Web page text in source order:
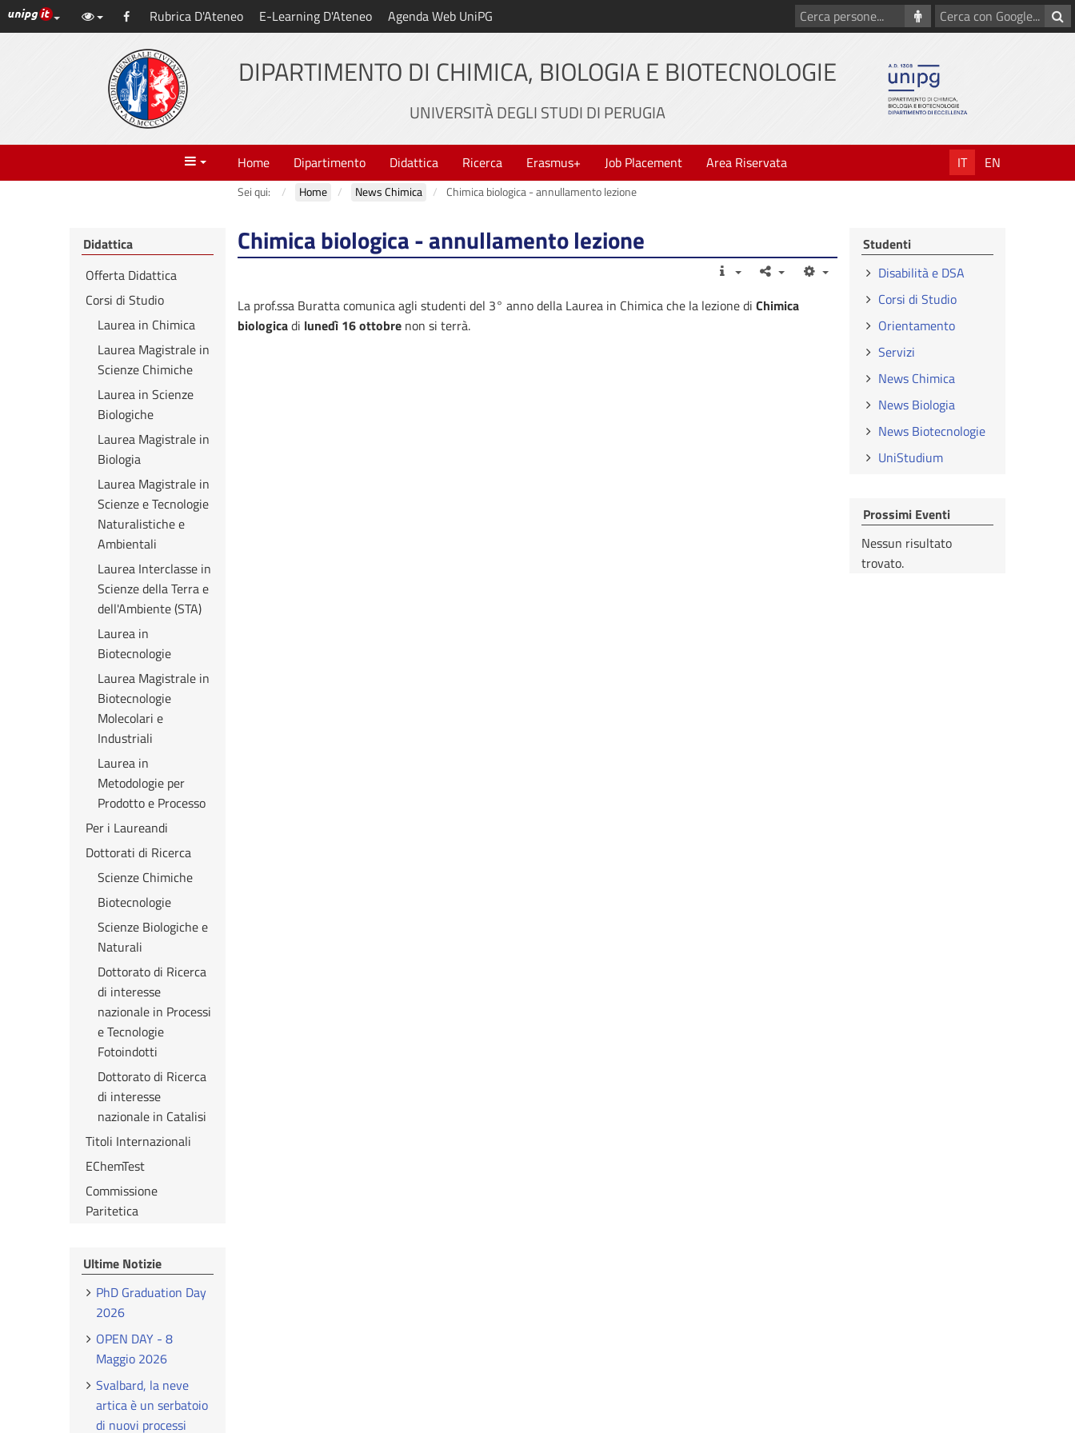
Vai
al
Link ai principali servizi web di Ateneo
Facebook
Rubrica D'Ateneo E-Learning D'Ateneo Agenda Web UniPG
Cerca
con
Cerca
persone
DIPARTIMENTO DI CHIMICA, BIOLOGIA E BIOTECNOLOGIE
UNIVERSITÀ DEGLI STUDI DI PERUGIA
Menu Home Dipartimento Didattica Ricerca Erasmus+ Job Placement Area Riservata IT EN
Sei qui: Home News Chimica Chimica biologica - annullamento lezione
Chimica biologica - annullamento lezione
La prof.ssa Buratta comunica agli studenti del 3° anno della Laurea in Chimica che la lezione di Chimica
biologicadi lunedì 16 ottobre non si terrà.
Didattica
Offerta Didattica
Corsi di Studio
Laurea in Chimica
Laurea Magistrale in
Scienze Chimiche
Laurea in Scienze
Biologiche
Laurea Magistrale in
Biologia
Laurea Magistrale in
Scienze e Tecnologie
Naturalistiche e
Ambientali
Laurea Interclasse in
Scienze della Terra e
dell'Ambiente (STA)
Laurea in
Biotecnologie
Laurea Magistrale in
Biotecnologie
Molecolari e
Industriali
Laurea in
Metodologie per
Prodotto e Processo
Per i Laureandi
Dottorati di Ricerca
Scienze Chimiche
Biotecnologie
Scienze Biologiche e
Naturali
Dottorato di Ricerca
di interesse
nazionale in Processi
e Tecnologie
Fotoindotti
Dottorato di Ricerca
di interesse
nazionale in Catalisi
Titoli Internazionali
EChemTest
Commissione
Paritetica
Ultime Notizie
PhD Graduation Day
2026
OPEN DAY - 8
Maggio 2026
Svalbard, la neve
artica è un serbatoio
di nuovi processi
Studenti
Disabilità e DSA
Corsi di Studio
Orientamento
Servizi
News Chimica
News Biologia
News Biotecnologie
UniStudium
Prossimi Eventi
Nessun risultato
trovato.